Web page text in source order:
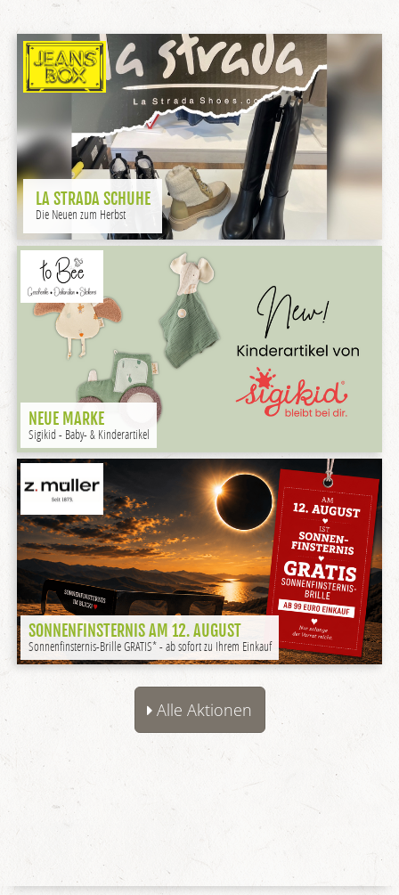
LA STRADA SCHUHE
Die Neuen zum Herbst
NEUE MARKE
Sigikid - Baby- & Kinderartikel
SONNENFINSTERNIS AM 12. AUGUST
Sonnenfinsternis-Brille GRATIS* - ab sofort zu Ihrem Einkauf
Alle Aktionen